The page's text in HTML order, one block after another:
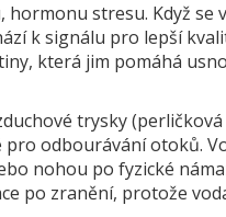
stresu. Když se
k signálu pro lepší
která jim pomáhá
trysky
odbourávání otoků.
nohou po fyzické
po zranění, protože